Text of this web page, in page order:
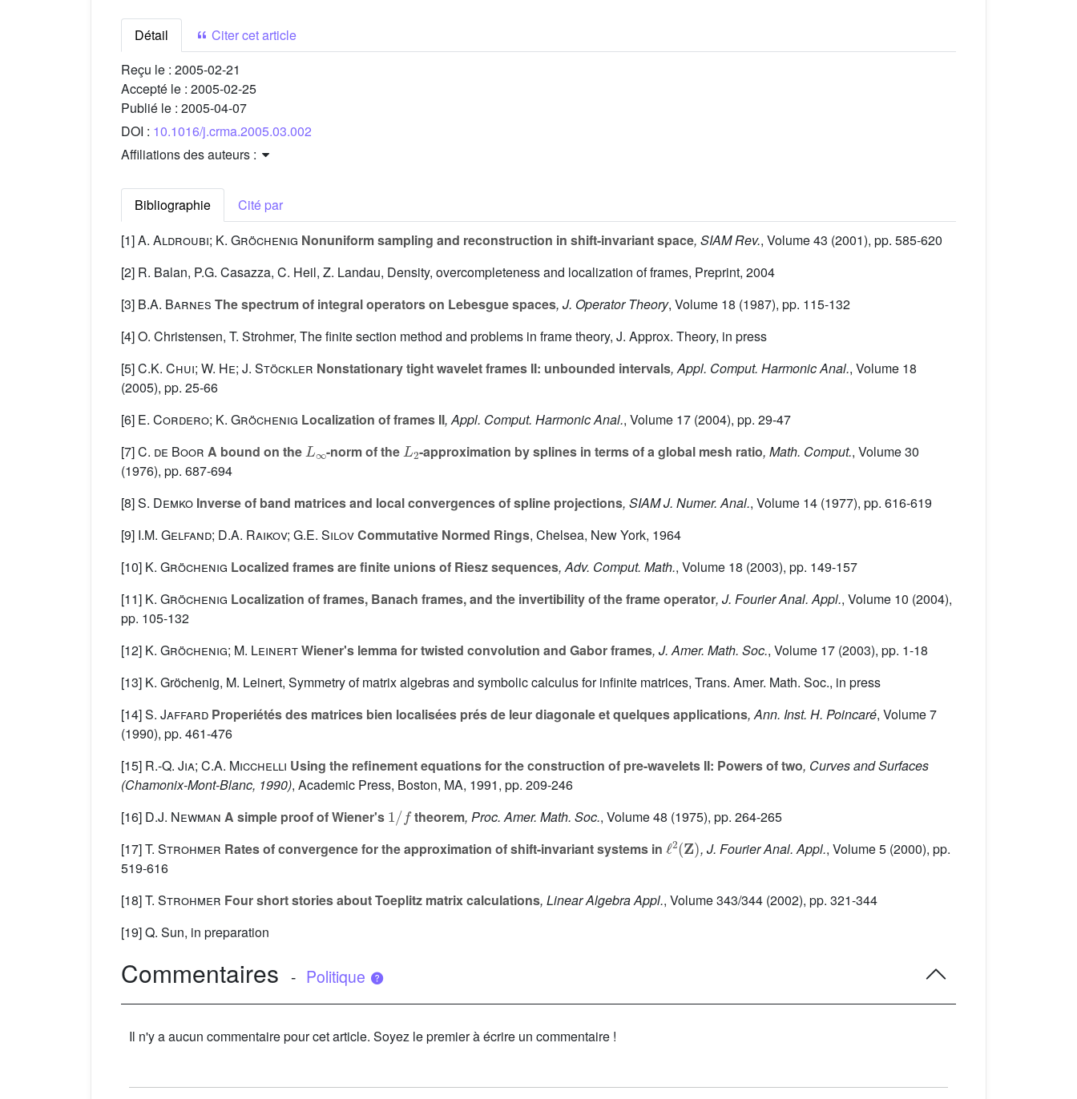
Détail
Citer cet article
Reçu le : 2005-02-21
Accepté le : 2005-02-25
Publié le : 2005-04-07
DOI : 10.1016/j.crma.2005.03.002
Affiliations des auteurs :
Bibliographie
Cité par
[1]A. Aldroubi; K. Gröchenig Nonuniform sampling and reconstruction in shift-invariant space, SIAM Rev., Volume 43 (2001), pp. 585-620
[2] R. Balan, P.G. Casazza, C. Heil, Z. Landau, Density, overcompleteness and localization of frames, Preprint, 2004
[3] B.A. Barnes The spectrum of integral operators on Lebesgue spaces, J. Operator Theory, Volume 18 (1987), pp. 115-132
[4] O. Christensen, T. Strohmer, The finite section method and problems in frame theory, J. Approx. Theory, in press
[5]C.K. Chui; W. He; J. Stöckler Nonstationary tight wavelet frames II: unbounded intervals, Appl. Comput. Harmonic Anal., Volume 18
(2005), pp. 25-66
[6] E. Cordero; K. Gröchenig Localization of frames II, Appl. Comput. Harmonic Anal., Volume 17 (2004), pp. 29-47
[7]C. de Boor A bound on the -norm of the -approximation by splines in terms of a global mesh ratio, Math. Comput., Volume 30
(1976), pp. 687-694
[8]S. Demko Inverse of band matrices and local convergences of spline projections, SIAM J. Numer. Anal., Volume 14 (1977), pp. 616-619
[9] I.M. Gelfand; D.A. Raikov; G.E. SilovCommutative Normed Rings, Chelsea, New York, 1964
[10] K. Gröchenig Localized frames are finite unions of Riesz sequences, Adv. Comput. Math., Volume 18 (2003), pp. 149-157
[11] K. Gröchenig Localization of frames, Banach frames, and the invertibility of the frame operator, J. Fourier Anal. Appl., Volume 10 (2004),
pp. 105-132
[12] K. Gröchenig; M. LeinertWiener's lemma for twisted convolution and Gabor frames, J. Amer. Math. Soc., Volume 17 (2003), pp. 1-18
[13] K. Gröchenig, M. Leinert, Symmetry of matrix algebras and symbolic calculus for infinite matrices, Trans. Amer. Math. Soc., in press
[14]S. Jaffard Properiétés des matrices bien localisées prés de leur diagonale et quelques applications, Ann. Inst. H. Poincaré, Volume 7
(1990), pp. 461-476
[15] R.-Q. Jia; C.A. Micchelli Using the refinement equations for the construction of pre-wavelets II: Powers of two, Curves and Surfaces
(Chamonix-Mont-Blanc, 1990), Academic Press, Boston, MA, 1991, pp. 209-246
[16] D.J. Newman A simple proof of Wiener's
f
theorem, Proc. Amer. Math. Soc., Volume 48 (1975), pp. 264-265
[17]T. Strohmer Rates of convergence for the approximation of shift-invariant systems in
ℓ2 Z
, J. Fourier Anal. Appl., Volume 5(2000), pp.
519-616
[18]T. Strohmer Four short stories about Toeplitz matrix calculations, Linear Algebra Appl., Volume 343/344 (2002), pp. 321-344
[19] Q. Sun, in preparation
Commentaires - Politique
Il n'y a aucun commentaire pour cet article. Soyez le premier à écrire un commentaire !